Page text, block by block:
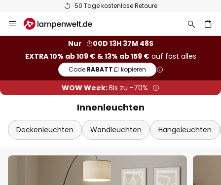
50 Tage kostenlose Retoure
Inhalt
Nur
00D 13H 37M 46S
EXTRA 10% ab 109 € & 13% ab 159 €auf fast alles
Code:RABATT kopieren
WOW Week:Bis zu -70%
Innenleuchten
Deckenleuchten Wandleuchten Hängeleuchten
Extra-Rabatt
10% Rabattab 109 €
13% Rabattab 159 €
auf fast alles*
Ihr Code:RABATT kopieren
Jetzt einlösen